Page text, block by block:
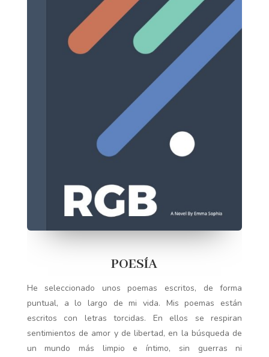
POESÍA
He seleccionado unos poemas escritos, de forma
puntual, a lo largo de mi vida. Mis poemas están
escritos con letras torcidas. En ellos se respiran
sentimientos de amor y de libertad, en la búsqueda de
un mundo más limpio e íntimo, sin guerras ni